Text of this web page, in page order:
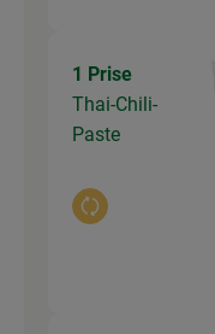
1 Prise
Thai-Chili-
Paste
Auswahl ändern